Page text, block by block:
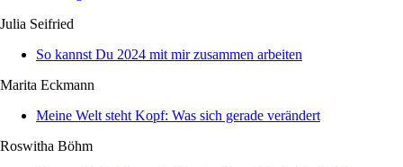
Julia Seifried
So kannst Du 2024 mit mir zusammen arbeiten
Marita Eckmann
Meine Welt steht Kopf: Was sich gerade verändert
Roswitha Böhm